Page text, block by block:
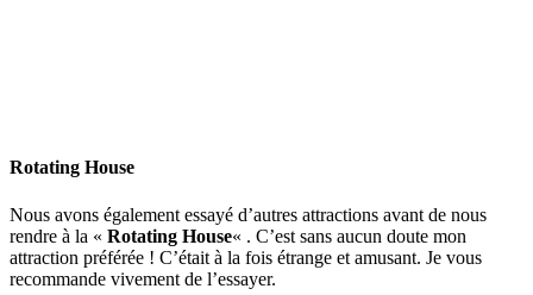
Rotating House
Nous avons également essayé d’autres attractions avant de nous
rendre à la « Rotating House« . C’est sans aucun doute mon
attraction préférée ! C’était à la fois étrange et amusant. Je vous
recommande vivement de l’essayer.